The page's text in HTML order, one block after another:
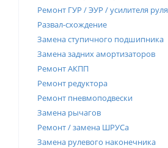
Ремонт ГУР / ЭУР / усилителя руля
Развал-схождение
Замена ступичного подшипника
Замена задних амортизаторов
Ремонт АКПП
Ремонт редуктора
Ремонт пневмоподвески
Замена рычагов
Ремонт / замена ШРУСа
Замена рулевого наконечника